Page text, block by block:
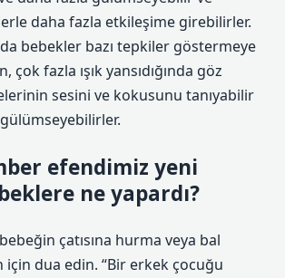
daha fazla etkileşime girebilirler.
bebekler bazı tepkiler göstermeye
çok fazla ışık yansıdığında göz
sesini ve kokusunu tanıyabilir
efendimiz yeni
ne yapardı?
çatısına hurma veya bal
dua edin. “Bir erkek çocuğu